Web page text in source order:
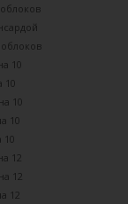
10
10
10
10
10
12
12
12